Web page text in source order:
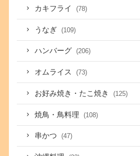
カキフライ (78)
うなぎ (109)
ハンバーグ (206)
オムライス (73)
お好み焼き・たこ焼き (125)
焼鳥・鳥料理 (108)
串かつ (47)